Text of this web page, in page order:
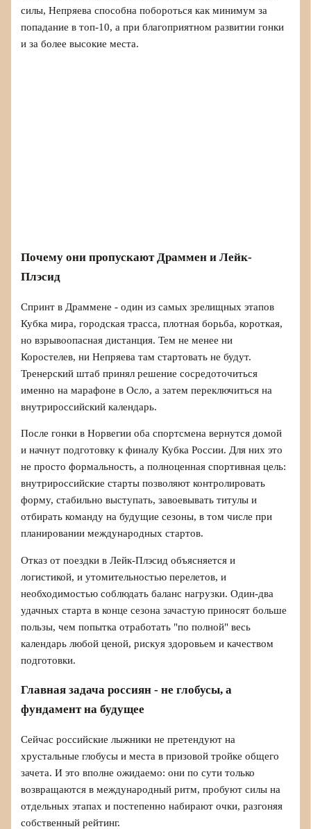
силы, Непряева способна побороться как минимум за
попадание в топ-10, а при благоприятном развитии гонки
и за более высокие места.
Почему они пропускают Драммен и Лейк-
Плэсид
Спринт в Драммене - один из самых зрелищных этапов
Кубка мира, городская трасса, плотная борьба, короткая,
но взрывоопасная дистанция. Тем не менее ни
Коростелев, ни Непряева там стартовать не будут.
Тренерский штаб принял решение сосредоточиться
именно на марафоне в Осло, а затем переключиться на
внутрироссийский календарь.
После гонки в Норвегии оба спортсмена вернутся домой
и начнут подготовку к финалу Кубка России. Для них это
не просто формальность, а полноценная спортивная цель:
внутрироссийские старты позволяют контролировать
форму, стабильно выступать, завоевывать титулы и
отбирать команду на будущие сезоны, в том числе при
планировании международных стартов.
Отказ от поездки в Лейк-Плэсид объясняется и
логистикой, и утомительностью перелетов, и
необходимостью соблюдать баланс нагрузки. Один-два
удачных старта в конце сезона зачастую приносят больше
пользы, чем попытка отработать "по полной" весь
календарь любой ценой, рискуя здоровьем и качеством
подготовки.
Главная задача россиян - не глобусы, а
фундамент на будущее
Сейчас российские лыжники не претендуют на
хрустальные глобусы и места в призовой тройке общего
зачета. И это вполне ожидаемо: они по сути только
возвращаются в международный ритм, пробуют силы на
отдельных этапах и постепенно набирают очки, разгоняя
собственный рейтинг.